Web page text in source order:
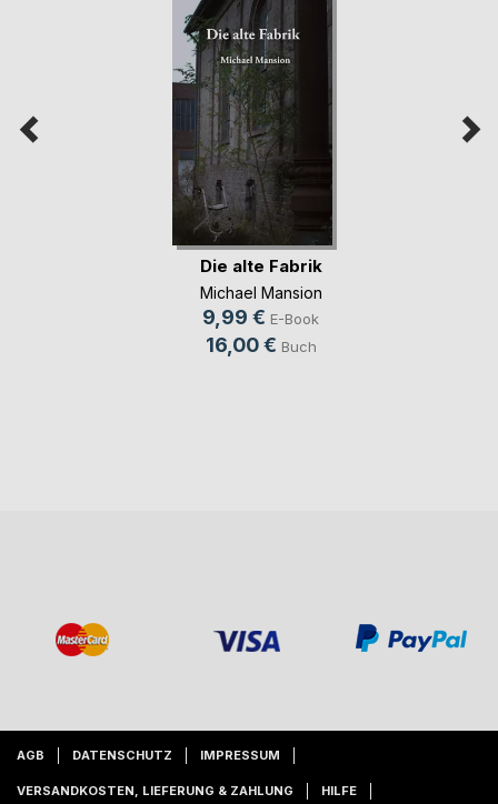
Die alte Fabrik
Michael Mansion
9,99 € E-Book
16,00 € Buch
AGB DATENSCHUTZ IMPRESSUM
VERSANDKOSTEN, LIEFERUNG & ZAHLUNG HILFE